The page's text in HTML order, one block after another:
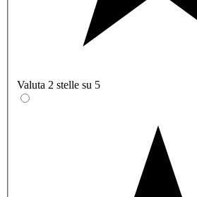
Valuta 2 stelle su 5